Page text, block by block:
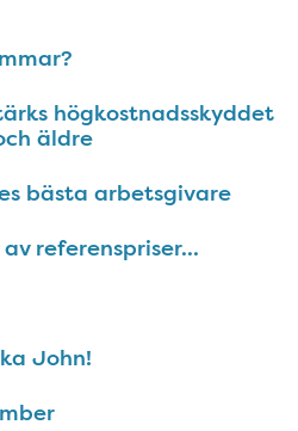
högkostnadsskyddet
äldre
bästa arbetsgivare
referenspriser...
John!